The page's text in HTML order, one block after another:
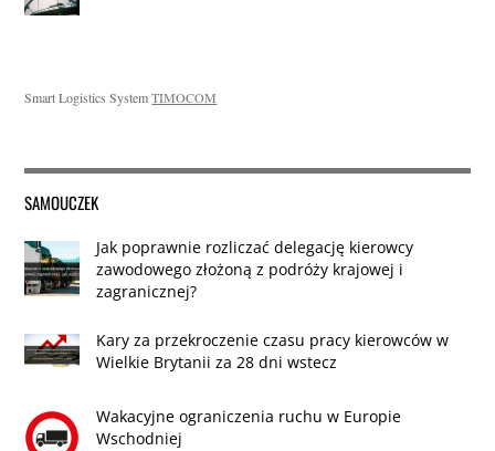
Smart Logistics SystemTIMOCOM
SAMOUCZEK
Jak poprawnie rozliczać delegację kierowcy
zawodowego złożoną z podróży krajowej i
zagranicznej?
Kary za przekroczenie czasu pracy kierowców w
Wielkie Brytanii za 28 dni wstecz
Wakacyjne ograniczenia ruchu w Europie
Wschodniej